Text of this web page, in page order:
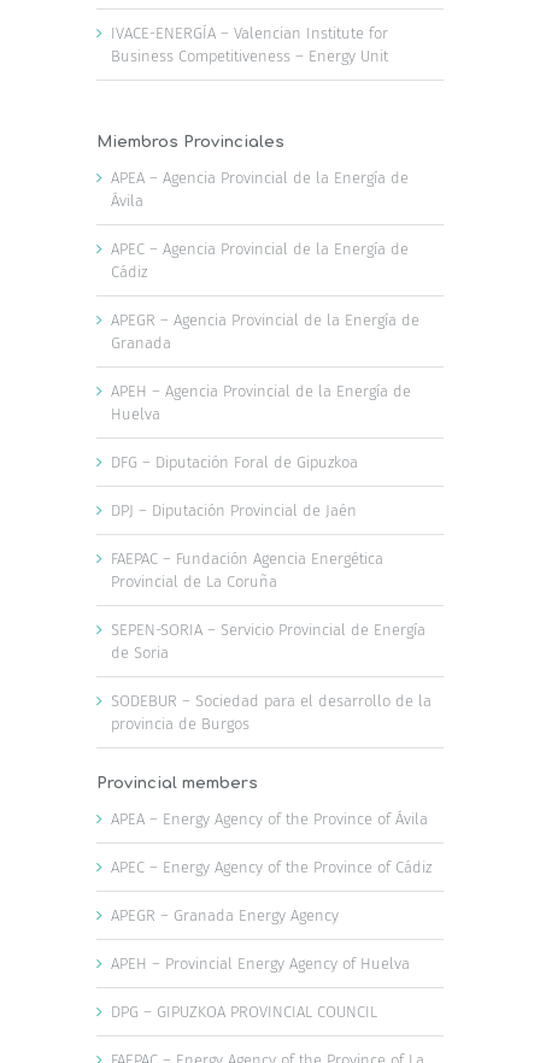
IVACE-ENERGÍA – Valencian Institute for
Business Competitiveness – Energy Unit
Miembros Provinciales
APEA – Agencia Provincial de la Energía de
Ávila
APEC – Agencia Provincial de la Energía de
Cádiz
APEGR – Agencia Provincial de la Energía de
Granada
APEH – Agencia Provincial de la Energía de
Huelva
DFG – Diputación Foral de Gipuzkoa
DPJ – Diputación Provincial de Jaén
FAEPAC – Fundación Agencia Energética
Provincial de La Coruña
SEPEN-SORIA – Servicio Provincial de Energía
de Soria
SODEBUR – Sociedad para el desarrollo de la
provincia de Burgos
Provincial members
APEA – Energy Agency of the Province of Ávila
APEC – Energy Agency of the Province of Cádiz
APEGR – Granada Energy Agency
APEH – Provincial Energy Agency of Huelva
DPG – GIPUZKOA PROVINCIAL COUNCIL